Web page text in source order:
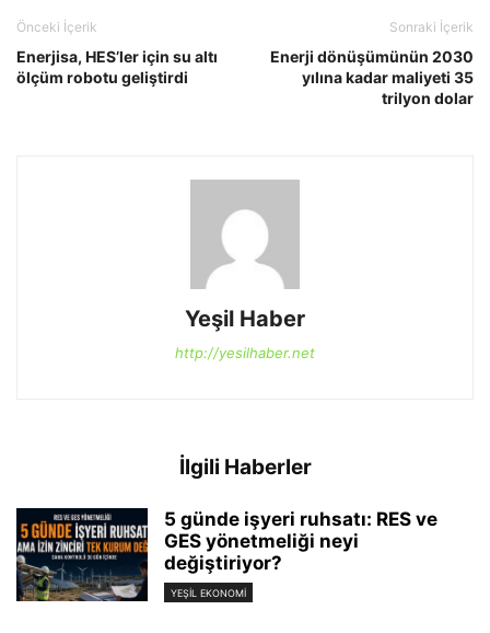
Önceki İçerik
Enerjisa, HES’ler için su altı
ölçüm robotu geliştirdi
Sonraki İçerik
Enerji dönüşümünün 2030
yılına kadar maliyeti 35
trilyon dolar
Yeşil Haber
http://yesilhaber.net
İlgili Haberler
5 günde işyeri ruhsatı: RES ve
GES yönetmeliği neyi
değiştiriyor?
YEŞIL EKONOMI